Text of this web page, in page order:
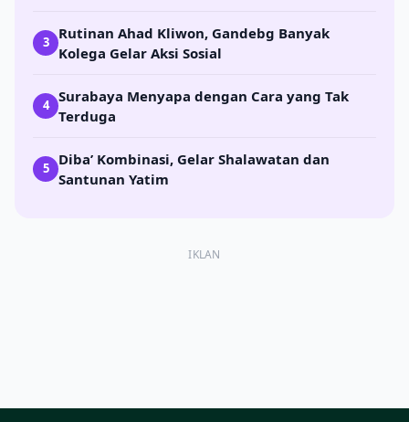
3
Rutinan Ahad Kliwon, Gandebg Banyak
Kolega Gelar Aksi Sosial
4
Surabaya Menyapa dengan Cara yang Tak
Terduga
5
Diba’ Kombinasi, Gelar Shalawatan dan
Santunan Yatim
IKLAN